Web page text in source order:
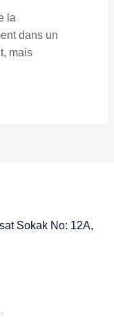
la
dans un
mais
Sokak No: 12A,